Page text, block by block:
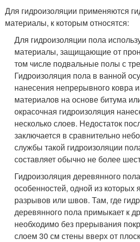
Для гидроизоляции применяются
материалы, к которым относятся:
Для гидроизоляции пола
материалы, защищающие от
том числе подвальные полы с
Гидроизоляция пола в ванной
нанесения непрерывного ковра
материалов на основе битума
окрасочная гидроизоляция
несколько слоев. Недостаток
заключается в сравнительно
службы такой гидроизоляции
составляет обычно не более
Гидроизоляция деревянного
особенностей, одной из которых
разрывов или швов. Там, где
деревянного пола примыкает к
необходимо без прерывания
слоем 30 см стены вверх от